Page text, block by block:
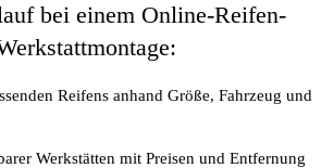
bei einem Online-Reifen-
Reifens anhand Größe, Fahrzeug und
Werkstätten mit Preisen und Entfernung